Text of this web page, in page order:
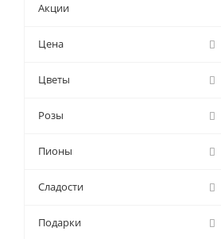
Акции
Цена
Цветы
Розы
Пионы
Сладости
Подарки